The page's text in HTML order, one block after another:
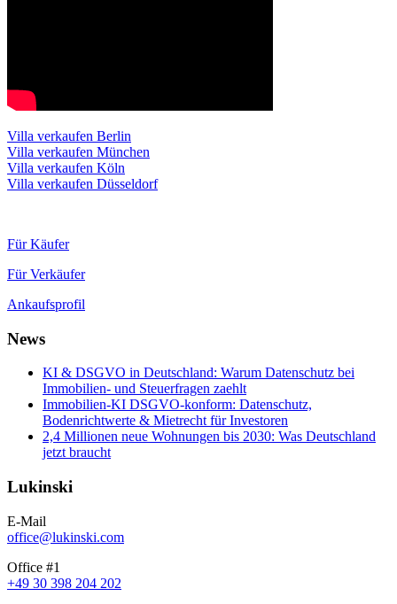
Villa verkaufen Berlin
Villa verkaufen München
Villa verkaufen Köln
Villa verkaufen Düsseldorf
Für Käufer
Für Verkäufer
Ankaufsprofil
News
KI & DSGVO in Deutschland: Warum Datenschutz bei
Immobilien- und Steuerfragen zaehlt
Immobilien-KI DSGVO-konform: Datenschutz,
Bodenrichtwerte & Mietrecht für Investoren
2,4 Millionen neue Wohnungen bis 2030: Was Deutschland
jetzt braucht
Lukinski
E-Mail
office@lukinski.com
Office #1
+49 30 398 204 202